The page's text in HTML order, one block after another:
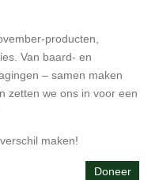
producten,
Van baard- en
– samen maken
zetten we ons in voor een
maken!
Doneer